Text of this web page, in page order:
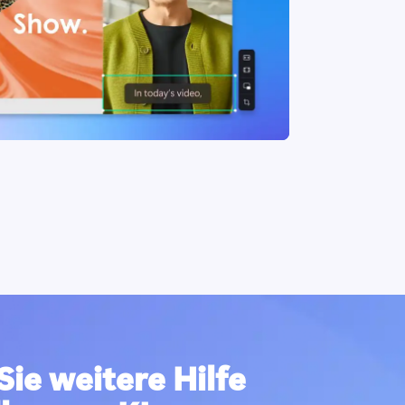
weitere Hilfe